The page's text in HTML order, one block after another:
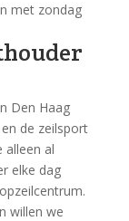
met zondag
Den Haag
de zeilsport
alleen al
elke dag
willen we